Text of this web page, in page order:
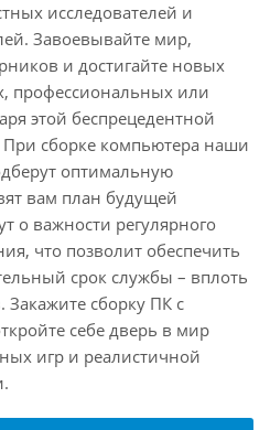
исследователей и
Завоевывайте мир,
и достигайте новых
профессиональных или
этой беспрецедентной
сборке компьютера наши
оптимальную
вам план будущей
о важности регулярного
что позволит обеспечить
срок службы – вплоть
сборку ПК с
себе дверь в мир
игр и реалистичной